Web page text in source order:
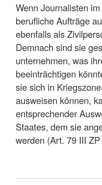
Wenn Journalisten
berufliche Aufträge
ebenfalls als
Demnach sind sie
unternehmen, was
beeinträchtigen
sie sich in
ausweisen können,
entsprechender
Staates, dem sie
werden (Art. 79 III ZP